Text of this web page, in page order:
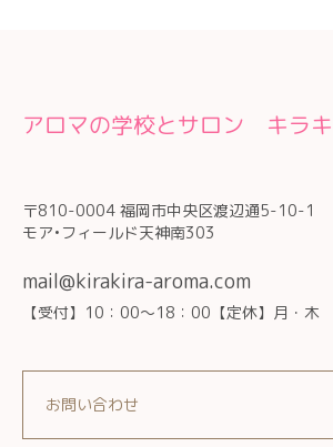
アロマの学校とサロン キラ
〒810-0004 福岡市中央区渡辺通5-10-1
モア•フィールド天神南303
mail@kirakira-aroma.com
【受付】10：00～18：00【定休】月・木
お問い合わせ